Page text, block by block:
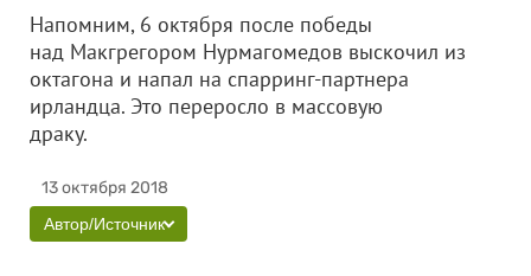
Напомним, 6 октября после победы
над Макгрегором Нурмагомедов выскочил из
октагона и напал на спарринг-партнера
ирландца. Это переросло в массовую
драку.
13 октября 2018
Автор/Источник